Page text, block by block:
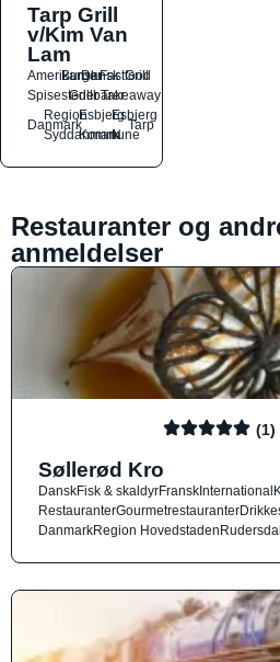
Tarp Grill
v/Kim Van
Lam
Amerikansk
BurgerDanskFastfood
Grill
SpisestederGrillbarerTakeaway
Danmark
Region
Syddanmark
Esbjerg
Kommune
Esbjerg
N
Tarp
Restauranter og
anmeldelser
(1)
Søllerød Kro
DanskFisk & skaldyrFranskInternational
RestauranterGourmetrestauranter
DanmarkRegion Hovedstaden